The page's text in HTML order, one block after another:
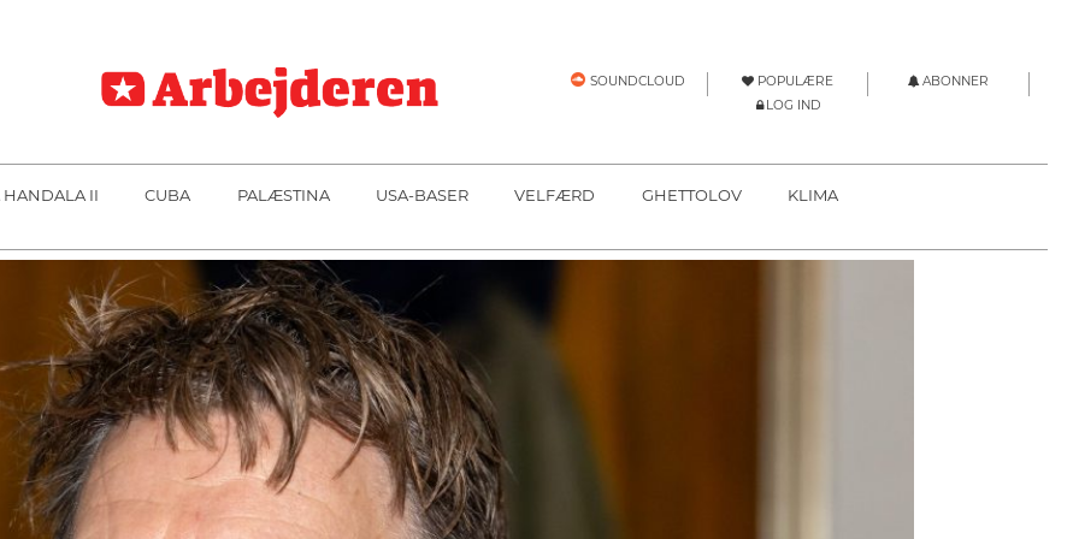
SOUNDCLOUD POPULÆRE
ABONNER
LOG IND
HANDALA II CUBA PALÆSTINA USA-BASER VELFÆRD GHETTOLOV
KLIMA